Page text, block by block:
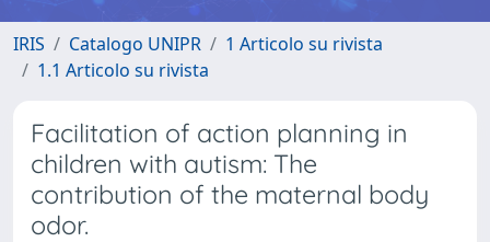
IRIS Catalogo UNIPR
1 Articolo su rivista
1.1 Articolo su rivista
Facilitation of action planning in
children with autism: The
contribution of the maternal body
odor.